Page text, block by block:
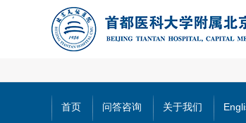
首页 问答咨询 关于我们